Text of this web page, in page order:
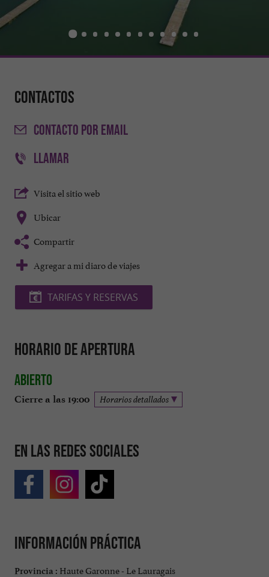
Contactos
CONTACTO POR EMAIL
LLAMAR
Visita el sitio web
Ubicar
Compartir
Agregar a mi diaro de viajes
TARIFAS Y RESERVAS
Horario de apertura
Abierto
Cierre a las 19:00 Horarios detallados
En las redes sociales
Información práctica
Provincia : Haute Garonne - Le Lauragais